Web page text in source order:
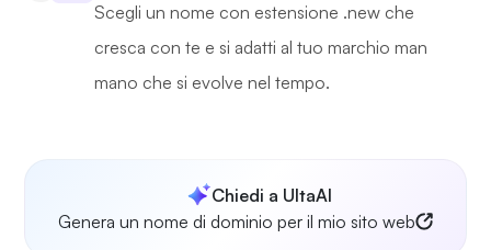
Scegli un nome con estensione .new che
cresca con te e si adatti al tuo marchio man
mano che si evolve nel tempo.
Chiedi a UltaAI
Genera un nome di dominio per il mio sito web